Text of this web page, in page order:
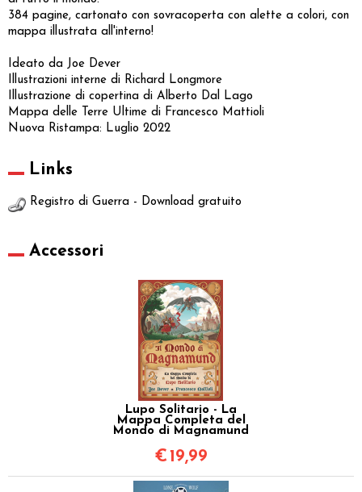
384 pagine, cartonato con sovracoperta con alette a colori, con
mappa illustrata all'interno!
Ideato da Joe Dever
Illustrazioni interne di Richard Longmore
Illustrazione di copertina di Alberto Dal Lago
Mappa delle Terre Ultime di Francesco Mattioli
Nuova Ristampa: Luglio 2022
Links
Registro di Guerra - Download gratuito
Accessori
Lupo Solitario - La
Mappa Completa del
Mondo di Magnamund
€ 19,99